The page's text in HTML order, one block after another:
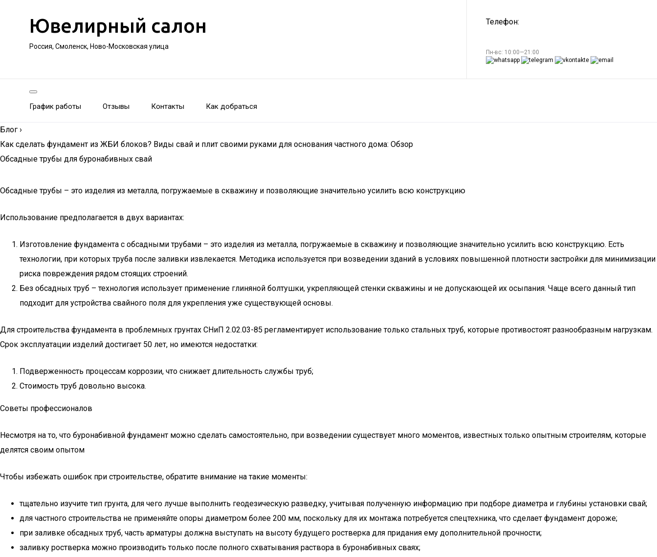
Ювелирный салон
Россия, Смоленск, Ново-Московская улица
Телефон:
Пн-вс: 10:00—21:00
График работы Отзывы Контакты Как добраться
Блог ›
Как сделать фундамент из ЖБИ блоков? Виды свай и плит своими руками для основания частного дома: Обзор
Обсадные трубы для буронабивных свай
Обсадные трубы – это изделия из металла, погружаемые в скважину и позволяющие значительно усилить всю конструкцию
Использование предполагается в двух вариантах:
Изготовление фундамента с обсадными трубами – это изделия из металла, погружаемые в скважину и позволяющие значительно усилить всю конструкцию. Есть
технологии, при которых труба после заливки извлекается. Методика используется при возведении зданий в условиях повышенной плотности застройки для минимизации
риска повреждения рядом стоящих строений.
Без обсадных труб – технология использует применение глиняной болтушки, укрепляющей стенки скважины и не допускающей их осыпания. Чаще всего данный тип
подходит для устройства свайного поля для укрепления уже существующей основы.
Для строительства фундамента в проблемных грунтах СНиП 2.02.03-85 регламентирует использование только стальных труб, которые противостоят разнообразным нагрузкам.
Срок эксплуатации изделий достигает 50 лет, но имеются недостатки:
Подверженность процессам коррозии, что снижает длительность службы труб;
Стоимость труб довольно высока.
Советы профессионалов
Несмотря на то, что буронабивной фундамент можно сделать самостоятельно, при возведении существует много моментов, известных только опытным строителям, которые
делятся своим опытом
Чтобы избежать ошибок при строительстве, обратите внимание на такие моменты:
тщательно изучите тип грунта, для чего лучше выполнить геодезическую разведку, учитывая полученную информацию при подборе диаметра и глубины установки свай;
для частного строительства не применяйте опоры диаметром более 200 мм, поскольку для их монтажа потребуется спецтехника, что сделает фундамент дороже;
при заливке обсадных труб, часть арматуры должна выступать на высоту будущего ростверка для придания ему дополнительной прочности;
заливку ростверка можно производить только после полного схватывания раствора в буронабивных сваях;